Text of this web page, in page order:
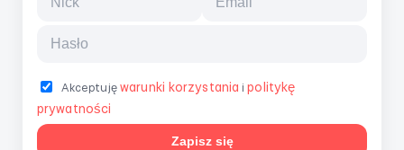
Akceptujęwarunki korzystania i politykę
prywatności
Zapisz się